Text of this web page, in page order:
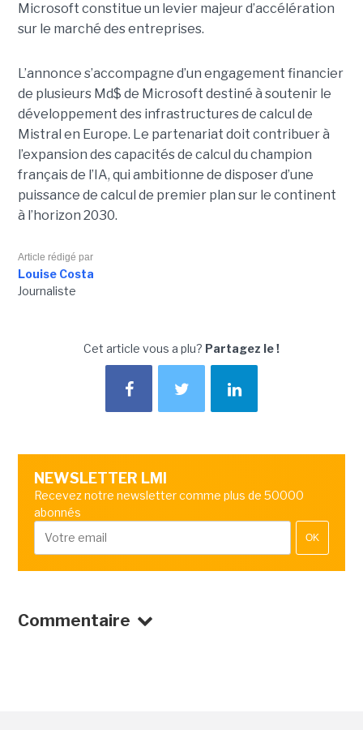
Microsoft constitue un levier majeur d’accélération
sur le marché des entreprises.
L’annonce s’accompagne d’un engagement financier
de plusieurs Md$ de Microsoft destiné à soutenir le
développement des infrastructures de calcul de
Mistral en Europe. Le partenariat doit contribuer à
l’expansion des capacités de calcul du champion
français de l’IA, qui ambitionne de disposer d’une
puissance de calcul de premier plan sur le continent
à l’horizon 2030.
Article rédigé par
Louise Costa
Journaliste
Cet article vous a plu? Partagez le !
NEWSLETTER LMI
Recevez notre newsletter comme plus de 50000
abonnés
OK
Commentaire